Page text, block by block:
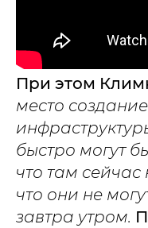
При этом
место
быстро могут
что там сейчас
что они не
завтра утром.